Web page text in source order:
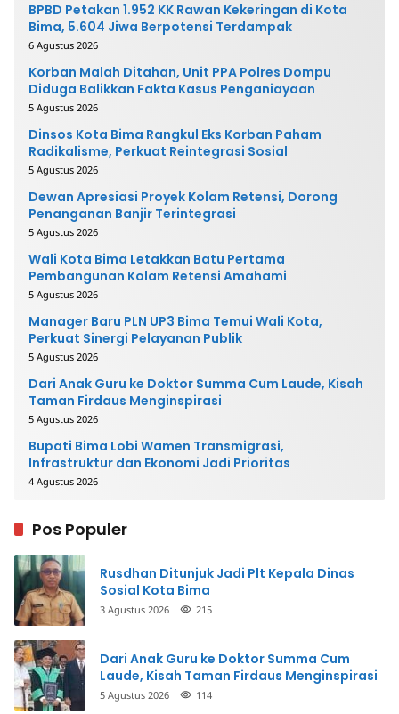
BPBD Petakan 1.952 KK Rawan Kekeringan di Kota
Bima, 5.604 Jiwa Berpotensi Terdampak
6 Agustus 2026
Korban Malah Ditahan, Unit PPA Polres Dompu
Diduga Balikkan Fakta Kasus Penganiayaan
5 Agustus 2026
Dinsos Kota Bima Rangkul Eks Korban Paham
Radikalisme, Perkuat Reintegrasi Sosial
5 Agustus 2026
Dewan Apresiasi Proyek Kolam Retensi, Dorong
Penanganan Banjir Terintegrasi
5 Agustus 2026
Wali Kota Bima Letakkan Batu Pertama
Pembangunan Kolam Retensi Amahami
5 Agustus 2026
Manager Baru PLN UP3 Bima Temui Wali Kota,
Perkuat Sinergi Pelayanan Publik
5 Agustus 2026
Dari Anak Guru ke Doktor Summa Cum Laude, Kisah
Taman Firdaus Menginspirasi
5 Agustus 2026
Bupati Bima Lobi Wamen Transmigrasi,
Infrastruktur dan Ekonomi Jadi Prioritas
4 Agustus 2026
Pos Populer
Rusdhan Ditunjuk Jadi Plt Kepala Dinas
Sosial Kota Bima
3 Agustus 2026 215
Dari Anak Guru ke Doktor Summa Cum
Laude, Kisah Taman Firdaus Menginspirasi
5 Agustus 2026 114